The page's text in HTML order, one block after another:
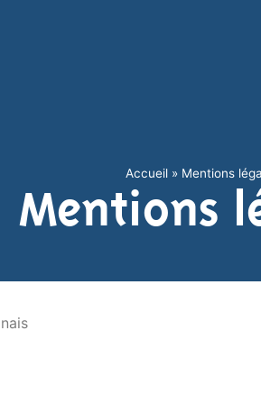
Accueil » Mentions
Mentions